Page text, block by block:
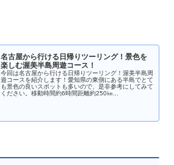
名古屋から行ける日帰りツーリング！景色を
楽しむ渥美半島周遊コース！
今回は名古屋から行ける日帰りツーリング！渥美半島周
遊コースを紹介します！愛知県の東側にある半島でとて
も景色の良いスポットも多いので、是非参考にしてみて
ください。移動時間約6時間距離約250㎞...